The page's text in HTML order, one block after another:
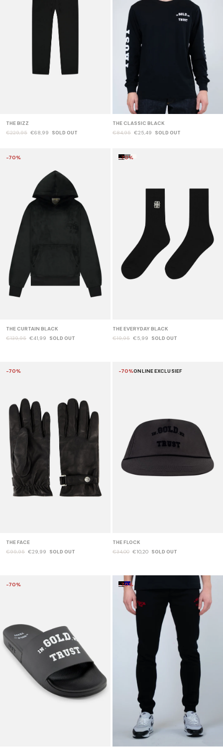
THE BIZZ
€229,95 €68,99 SOLD OUT
THE CLASSIC BLACK
€84,95 €25,49 SOLD OUT
-70%
THE CURTAIN BLACK
€139,95 €41,99 SOLD OUT
-70%
THE EVERYDAY BLACK
€19,95 €5,99 SOLD OUT
-70%
THE FACE
€99,95 €29,99 SOLD OUT
-70%ONLINE EXCLUSIEF
THE FLOCK
€34,00 €10,20 SOLD OUT
-70% -70%